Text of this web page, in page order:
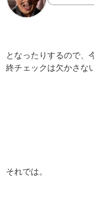
となったりするので、
終チェックは欠かさな
それでは。